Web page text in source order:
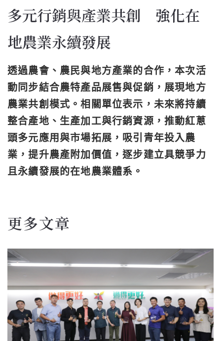
多元行銷與產業共創 強化在
地農業永續發展
透過農會、農民與地方產業的合作，本次活
動同步結合農特產品展售與促銷，展現地方
農業共創模式。相關單位表示，未來將持續
整合產地、生產加工與行銷資源，推動紅蔥
頭多元應用與市場拓展，吸引青年投入農
業，提升農產附加價值，逐步建立具競爭力
且永續發展的在地農業體系。
更多文章